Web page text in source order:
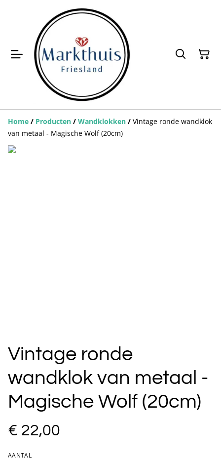
Home / Producten / Wandklokken / Vintage ronde wandklok
van metaal - Magische Wolf (20cm)
Vintage ronde
wandklok van metaal -
Magische Wolf (20cm)
€ 22,00
AANTAL